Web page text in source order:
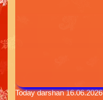
Today darshan 16.06.2026